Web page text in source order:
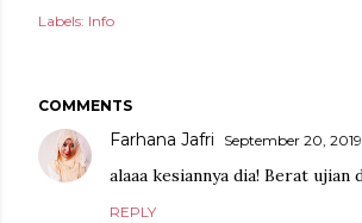
Labels: Info
COMMENTS
Farhana Jafri September 20,
alaaa kesiannya dia! Berat ujian
REPLY